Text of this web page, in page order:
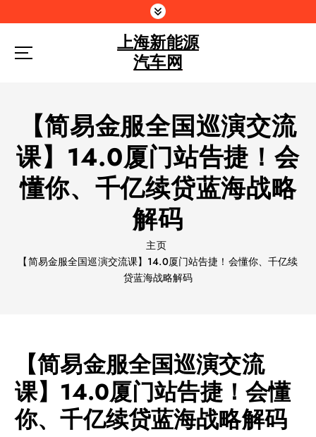
到
上海新能源
汽车网
【简易金服全国巡演交流
课】14.0厦门站告捷！会
懂你、千亿续贷蓝海战略
解码
主页
【简易金服全国巡演交流课】14.0厦门站告捷！会懂你、千亿续
贷蓝海战略解码
【简易金服全国巡演交流
课】14.0厦门站告捷！会懂
你、千亿续贷蓝海战略解码